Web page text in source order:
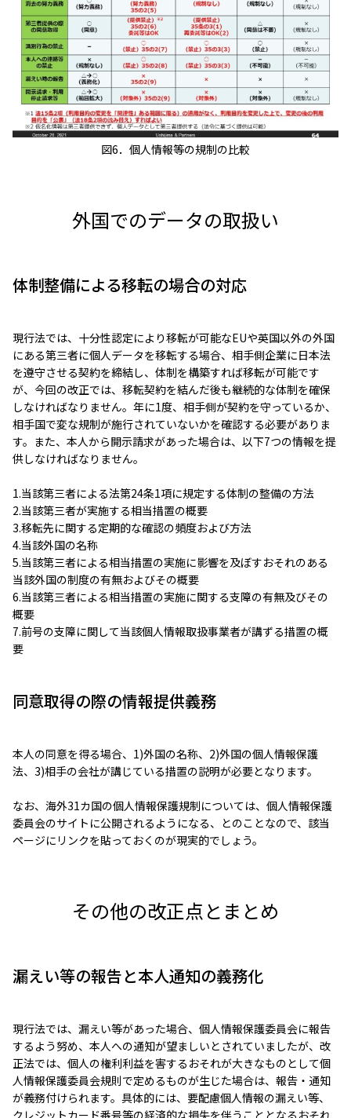
図6．個人情報等の規制の比較
外国でのデータの取扱い
体制整備による移転の場合の対応
現行法では、十分性認定により移転が可能なEUや英国以外の外国
にある第三者に個人データを移転する場合、相手側企業に日本法
を遵守させる契約を締結し、体制を構築すれば移転が可能です
が、今回の改正では、移転契約を結んだ後も継続的な体制を確保
しなければなりません。年に1度、相手側が契約を守っているか、
相手国で変な規制が施行されていないかを確認する必要がありま
す。また、本人から開示請求があった場合は、以下7つの情報を提
供しなければなりません。
1.当該第三者による法第24条1項に規定する体制の整備の方法
2.当該第三者が実施する相当措置の概要
3.移転先に関する定期的な確認の頻度および方法
4.当該外国の名称
5.当該第三者による相当措置の実施に影響を及ぼすおそれのある
当該外国の制度の有無およびその概要
6.当該第三者による相当措置の実施に関する支障の有無及びその
概要
7.前号の支障に関して当該個人情報取扱事業者が講ずる措置の概
要
同意取得の際の情報提供義務
本人の同意を得る場合、1)外国の名称、2)外国の個人情報保護
法、3)相手の会社が講じている措置の説明が必要となります。
なお、海外31カ国の個人情報保護規制については、個人情報保護
委員会のサイトに公開されるようになる、とのことなので、該当
ページにリンクを貼っておくのが現実的でしょう。
その他の改正点とまとめ
漏えい等の報告と本人通知の義務化
現行法では、漏えい等があった場合、個人情報保護委員会に報告
するよう努め、本人への通知が望ましいとされていましたが、改
正法では、個人の権利利益を害するおそれが大きなものとして個
人情報保護委員会規則で定めるものが生じた場合は、報告・通知
が義務付けられます。具体的には、要配慮個人情報の漏えい等、